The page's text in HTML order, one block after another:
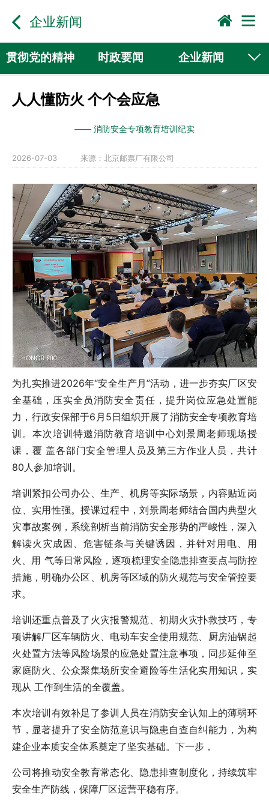
企业新闻
贯彻党的精神 时政要闻
企业新闻
人人懂防火 个个会应急
—— 消防安全专项教育培训纪实
2026-07-03 来源：北京邮票厂有限公司
为扎实推进2026年“安全生产月”活动，进一步夯实厂区安
全基础，压实全员消防安全责任，提升岗位应急处置能
力，行政安保部于6月5日组织开展了消防安全专项教育培
训。本次培训特邀消防教育培训中心刘景周老师现场授
课，覆 盖各部门安全管理人员及第三方作业人员，共计
80人参加培训。
培训紧扣公司办公、生产、机房等实际场景，内容贴近岗
位、实用性强。授课过程中，刘景周老师结合国内典型火
灾事故案例，系统剖析当前消防安全形势的严峻性，深入
解读火灾成因、危害链条与关键诱因，并针对用电、用
火、用 气等日常风险，逐项梳理安全隐患排查要点与防控
措施，明确办公区、机房等区域的防火规范与安全管控要
求。
培训还重点普及了火灾报警规范、初期火灾扑救技巧，专
项讲解厂区车辆防火、电动车安全使用规范、厨房油锅起
火处置方法等风险场景的应急处置注意事项，同步延伸至
家庭防火、公众聚集场所安全避险等生活化实用知识，实
现从 工作到生活的全覆盖。
本次培训有效补足了参训人员在消防安全认知上的薄弱环
节，显著提升了安全防范意识与隐患自查自纠能力，为构
建企业本质安全体系奠定了坚实基础。下一步，
公司将推动安全教育常态化、隐患排查制度化，持续筑牢
安全生产防线，保障厂区运营平稳有序。